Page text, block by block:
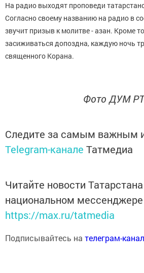
На радио выходят проповеди
Согласно своему названию на радио в
звучит призыв к молитве - азан. Кроме
засиживаться допоздна, каждую ночь
священного Корана.
Фото ДУМ РТ
Следите за самым важным
Telegram-канале Татмедиа
Читайте новости
национальном
https://max.ru/tatmedia
Подписывайтесь на телеграм-